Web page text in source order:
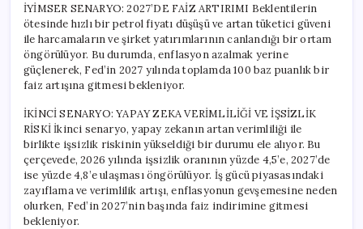
İYİMSER SENARYO: 2027’DE FAİZ ARTIRIMI Beklentilerin
ötesinde hızlı bir petrol fiyatı düşüşü ve artan tüketici güveni
ile harcamaların ve şirket yatırımlarının canlandığı bir ortam
öngörülüyor. Bu durumda, enflasyon azalmak yerine
güçlenerek, Fed’in 2027 yılında toplamda 100 baz puanlık bir
faiz artışına gitmesi bekleniyor.
İKİNCİ SENARYO: YAPAY ZEKA VERİMLİLİĞİ VE İŞSİZLİK
RİSKİ İkinci senaryo, yapay zekanın artan verimliliği ile
birlikte işsizlik riskinin yükseldiği bir durumu ele alıyor. Bu
çerçevede, 2026 yılında işsizlik oranının yüzde 4,5’e, 2027’de
ise yüzde 4,8’e ulaşması öngörülüyor. İş gücü piyasasındaki
zayıflama ve verimlilik artışı, enflasyonun gevşemesine neden
olurken, Fed’in 2027’nin başında faiz indirimine gitmesi
bekleniyor.